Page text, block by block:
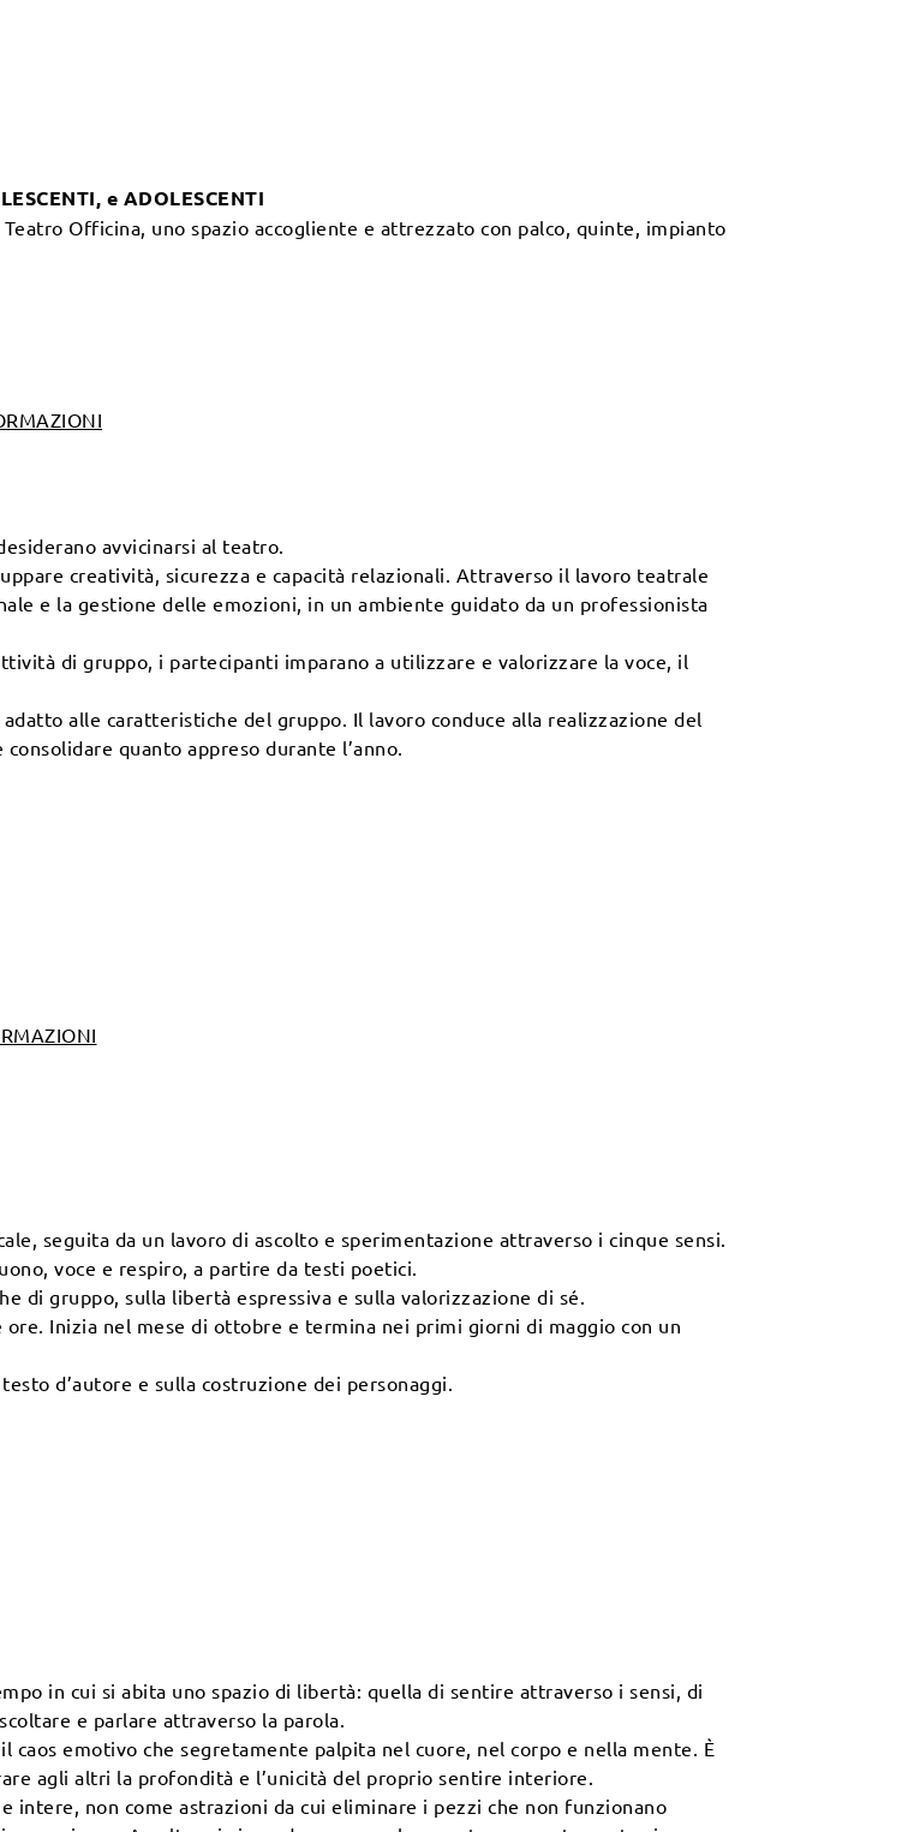
e ADOLESCENTI
Officina, uno spazio accogliente e attrezzato con palco, quinte, impianto
avvicinarsi al teatro.
creatività, sicurezza e capacità relazionali. Attraverso il lavoro teatrale
e la gestione delle emozioni, in un ambiente guidato da un professionista
di gruppo, i partecipanti imparano a utilizzare e valorizzare la voce, il
alle caratteristiche del gruppo. Il lavoro conduce alla realizzazione del
quanto appreso durante l’anno.
seguita da un lavoro di ascolto e sperimentazione attraverso i cinque sensi.
voce e respiro, a partire da testi poetici.
di gruppo, sulla libertà espressiva e sulla valorizzazione di sé.
Inizia nel mese di ottobre e termina nei primi giorni di maggio con un
d’autore e sulla costruzione dei personaggi.
in cui si abita uno spazio di libertà: quella di sentire attraverso i sensi, di
e parlare attraverso la parola.
caos emotivo che segretamente palpita nel cuore, nel corpo e nella mente. È
agli altri la profondità e l’unicità del proprio sentire interiore.
intere, non come astrazioni da cui eliminare i pezzi che non funzionano